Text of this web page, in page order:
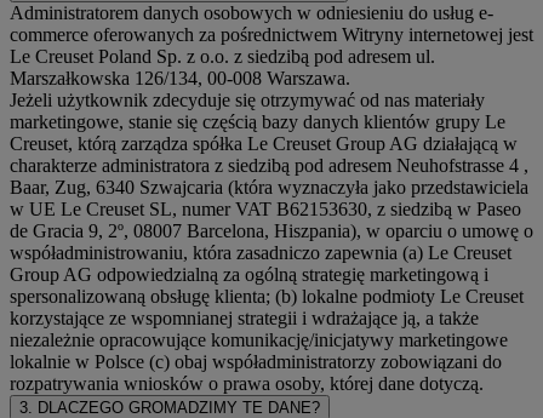
Administratorem danych osobowych w odniesieniu do usług e-
commerce oferowanych za pośrednictwem Witryny internetowej jest
Le Creuset Poland Sp. z o.o. z siedzibą pod adresem ul.
Marszałkowska 126/134, 00-008 Warszawa.
Jeżeli użytkownik zdecyduje się otrzymywać od nas materiały
marketingowe, stanie się częścią bazy danych klientów grupy Le
Creuset, którą zarządza spółka Le Creuset Group AG działającą w
charakterze administratora z siedzibą pod adresem Neuhofstrasse 4 ,
Baar, Zug, 6340 Szwajcaria (która wyznaczyła jako przedstawiciela
w UE Le Creuset SL, numer VAT B62153630, z siedzibą w Paseo
de Gracia 9, 2º, 08007 Barcelona, Hiszpania), w oparciu o umowę o
współadministrowaniu, która zasadniczo zapewnia (a) Le Creuset
Group AG odpowiedzialną za ogólną strategię marketingową i
spersonalizowaną obsługę klienta; (b) lokalne podmioty Le Creuset
korzystające ze wspomnianej strategii i wdrażające ją, a także
niezależnie opracowujące komunikację/inicjatywy marketingowe
lokalnie w Polsce (c) obaj współadministratorzy zobowiązani do
rozpatrywania wniosków o prawa osoby, której dane dotyczą.
3. DLACZEGO GROMADZIMY TE DANE?